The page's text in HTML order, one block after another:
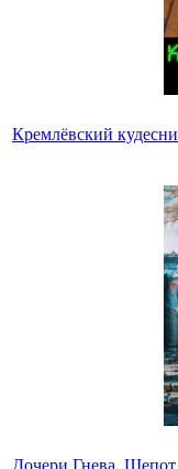
Кремлёвский